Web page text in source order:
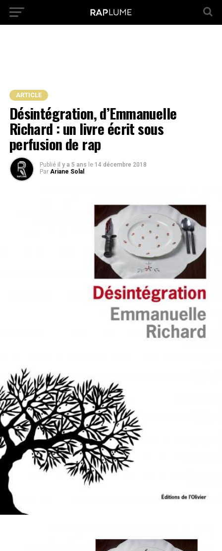
ARTICLE
Désintégration, d’Emmanuelle
Richard : un livre écrit sous
perfusion de rap
Publié il y a 5 ans le 14 décembre 2018
Par Ariane Solal